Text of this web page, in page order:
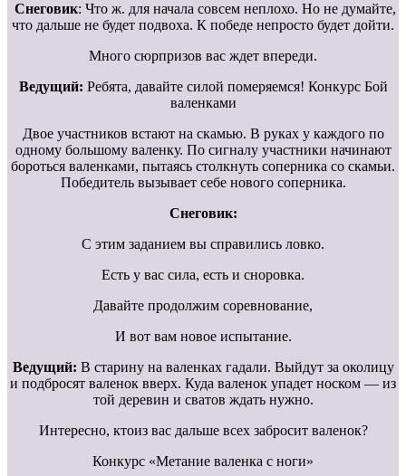
Снеговик: Что ж. для начала совсем неплохо. Но не думайте,
что дальше не будет подвоха. К победе непросто будет дойти.
Много сюрпризов вас ждет впереди.
Ведущий: Ребята, давайте силой померяемся! Конкурс Бой
валенками
Двое участников встают на скамью. В руках у каждого по
одному большому валенку. По сигналу участники начинают
бороться валенками, пытаясь столкнуть соперника со скамьи.
Победитель вызывает себе нового соперника.
Снеговик:
С этим заданием вы справились ловко.
Есть у вас сила, есть и сноровка.
Давайте продолжим соревнование,
И вот вам новое испытание.
Ведущий: В старину на валенках гадали. Выйдут за околицу
и подбросят валенок вверх. Куда валенок упадет носком — из
той деревин и сватов ждать нужно.
Интересно, ктоиз вас дальше всех забросит валенок?
Конкурс «Метание валенка с ноги»